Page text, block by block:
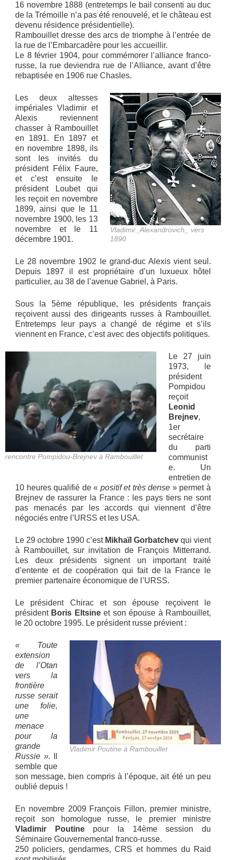
16 novembre 1888 (entretemps le bail consenti au duc
de la Trémoille n’a pas été renouvelé, et le château est
devenu résidence présidentielle).
Rambouillet dresse des arcs de triomphe à l’entrée de
la rue de l’Embarcadère pour les accueillir.
Le 8 février 1904, pour commémorer l’alliance franco-
russe, la rue deviendra rue de l’Alliance, avant d’être
rebaptisée en 1906 rue Chasles.
Vladimir_Alexandrovich_ vers
1890
Les deux altesses
impériales Vladimir et
Alexis reviennent
chasser à Rambouillet
en 1891. En 1897 et
en novembre 1898, ils
sont les invités du
président Félix Faure,
et c’est ensuite le
président Loubet qui
les reçoit en novembre
1899, ainsi que le 11
novembre 1900, les 13
novembre et le 11
décembre 1901.
Le 28 novembre 1902 le grand-duc Alexis vient seul.
Depuis 1897 il est propriétaire d’un luxueux hôtel
particulier, au 38 de l’avenue Gabriel, à Paris.
Sous la 5ème république, les présidents français
reçoivent aussi des dirigeants russes à Rambouillet.
Entretemps leur pays a changé de régime et s’ils
viennent en France, c’est avec des objectifs politiques.
rencontre Pompidou-Brejnev à Rambouillet
Le 27 juin
1973, le
président
Pompidou
reçoit
Leonid
Brejnev,
1er
secrétaire
du parti
communist
e. Un
entretien de
10 heures qualifié de « positif et très dense » permet à
Brejnev de rassurer la France : les pays tiers ne sont
pas menacés par les accords qui viennent d’être
négociés entre l’URSS et les USA.
Le 29 octobre 1990 c’est Mikhaïl Gorbatchev qui vient
à Rambouillet, sur invitation de François Mitterrand.
Les deux présidents signent un important traité
d’entente et de coopération qui fait de la France le
premier partenaire économique de l’URSS.
Le président Chirac et son épouse reçoivent le
président Boris Eltsineet son épouse à Rambouillet,
le 20 octobre 1995. Le président russe prévient :
Vladimir Poutine à Rambouillet
« Toute
extension
de l’Otan
vers la
frontière
russe serait
une folie,
une
menace
pour la
grande
Russie ».
semble que
son message, bien compris à l’époque, ait été un peu
oublié depuis !
En novembre 2009 François Fillon, premier ministre,
reçoit son homologue russe, le premier ministre
Vladimir Poutine pour la 14ème session du
Séminaire Gouvernemental franco-russe.
250 policiers, gendarmes, CRS et hommes du Raid